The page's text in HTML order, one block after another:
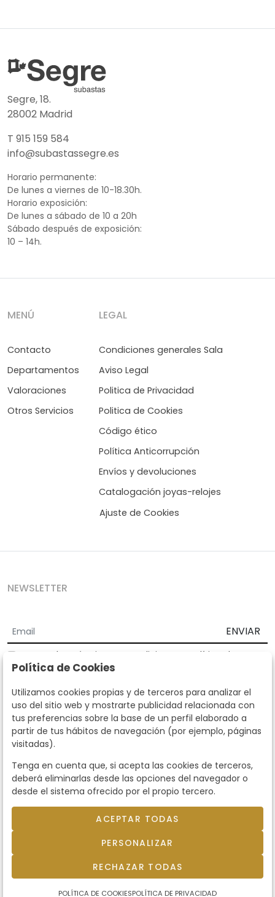
Segre, 18.
28002 Madrid
T 915 159 584
info@subastassegre.es
Horario permanente:
De lunes a viernes de 10-18.30h.
Horario exposición:
De lunes a sábado de 10 a 20h
Sábado después de exposición:
10 – 14h.
MENÚ
Contacto
Departamentos
Valoraciones
Otros Servicios
LEGAL
Condiciones generales Sala
Aviso Legal
Politica de Privacidad
Politica de Cookies
Código ético
Política Anticorrupción
Envíos y devoluciones
Catalogación joyas-relojes
Ajuste de Cookies
NEWSLETTER
ENVIAR
Acepto los Términos y Condiciones
Política de
privacidad
Según la LOPD y disposiciones de desarrollo, informamos que sus
datos personales serán tratados por parte de Subastas Segre con la
finalidad de gestionar la relación comercial. Puede ejercitar los
derechos de acceso, rectificación, cancelación, oposición y demás
derechos en los términos establecidos en la normativa vigente
dirigiéndote a nosotros. Asimismo, nos puede solicitar el envío de
llamando al teléfono 915159584 o enviando un e-mail a
info@subastassegre.es
Este sitio está protegido por reCAPTCHA y se aplican la
Términos de servicio de Google.
© 2026
Desarrollado por Labelgrup Networks.
Política de Cookies
Utilizamos cookies propias y de terceros para analizar el
uso del sitio web y mostrarte publicidad relacionada con
tus preferencias sobre la base de un perfil elaborado a
partir de tus hábitos de navegación (por ejemplo, páginas
visitadas).
Tenga en cuenta que, si acepta las cookies de terceros,
deberá eliminarlas desde las opciones del navegador o
desde el sistema ofrecido por el propio tercero.
ACEPTAR TODAS
PERSONALIZAR
RECHAZAR TODAS
POLÍTICA DE COOKIESPOLÍTICA DE PRIVACIDAD